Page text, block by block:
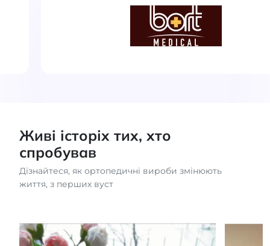
Живі історіх тих, хто
спробував
Дізнайтеся, як ортопедичні вироби змінюють
життя, з перших вуст